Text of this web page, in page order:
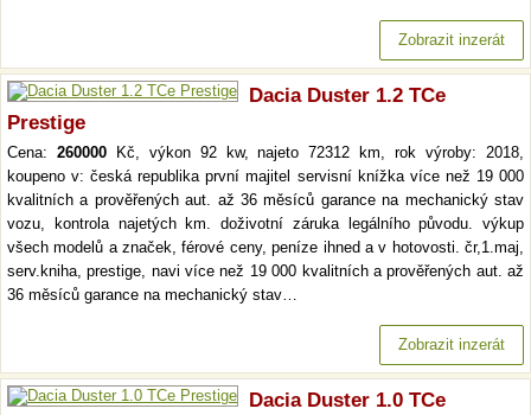
Zobrazit inzerát
Dacia Duster 1.2 TCe
Prestige
Cena: 260000Kč, výkon 92 kw, najeto 72312 km, rok výroby: 2018,
koupeno v: česká republika první majitel servisní knížka více než 19 000
kvalitních a prověřených aut. až 36 měsíců garance na mechanický stav
vozu, kontrola najetých km. doživotní záruka legálního původu. výkup
všech modelů a značek, férové ceny, peníze ihned a v hotovosti. čr,1.maj,
serv.kniha, prestige, navi více než 19 000 kvalitních a prověřených aut. až
36 měsíců garance na mechanický stav…
Zobrazit inzerát
Dacia Duster 1.0 TCe